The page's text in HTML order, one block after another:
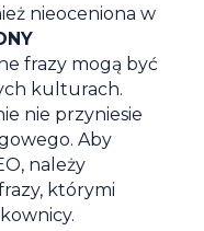
nieoceniona w
frazy mogą być
kulturach.
nie przyniesie
Aby
należy
którymi